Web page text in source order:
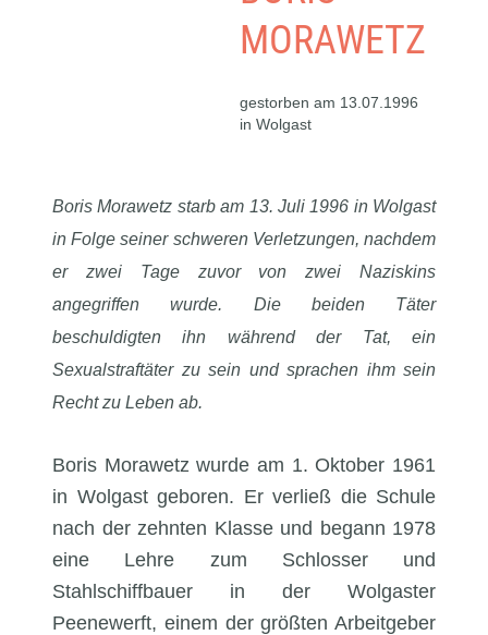
MORAWETZ
gestorben am 13.07.1996
in Wolgast
Boris Morawetz starb am 13. Juli 1996 in Wolgast
in Folge seiner schweren Verletzungen, nachdem
er zwei Tage zuvor von zwei Naziskins
angegriffen wurde. Die beiden Täter
beschuldigten ihn während der Tat, ein
Sexualstraftäter zu sein und sprachen ihm sein
Recht zu Leben ab.
Boris Morawetz wurde am 1. Oktober 1961
in Wolgast geboren. Er verließ die Schule
nach der zehnten Klasse und begann 1978
eine Lehre zum Schlosser und
Stahlschiffbauer in der Wolgaster
Peenewerft, einem der größten Arbeitgeber